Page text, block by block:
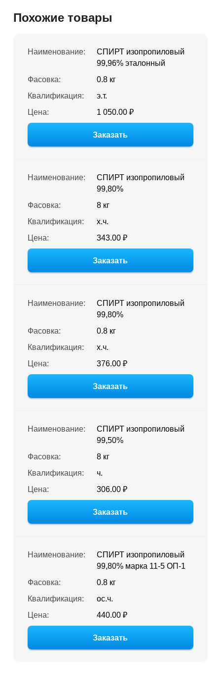
Похожие товары
Наименование:
СПИРТ изопропиловый
99,96% эталонный
Фасовка:
0.8 кг
Квалификация:
э.т.
Цена:
1 050.00 ₽
Заказать
Наименование:
СПИРТ изопропиловый
99,80%
Фасовка:
8 кг
Квалификация:
х.ч.
Цена:
343.00 ₽
Заказать
Наименование:
СПИРТ изопропиловый
99,80%
Фасовка:
0.8 кг
Квалификация:
х.ч.
Цена:
376.00 ₽
Заказать
Наименование:
СПИРТ изопропиловый
99,50%
Фасовка:
8 кг
Квалификация:
ч.
Цена:
306.00 ₽
Заказать
Наименование:
СПИРТ изопропиловый
99,80% марка 11-5 ОП-1
Фасовка:
0.8 кг
Квалификация:
ос.ч.
Цена:
440.00 ₽
Заказать